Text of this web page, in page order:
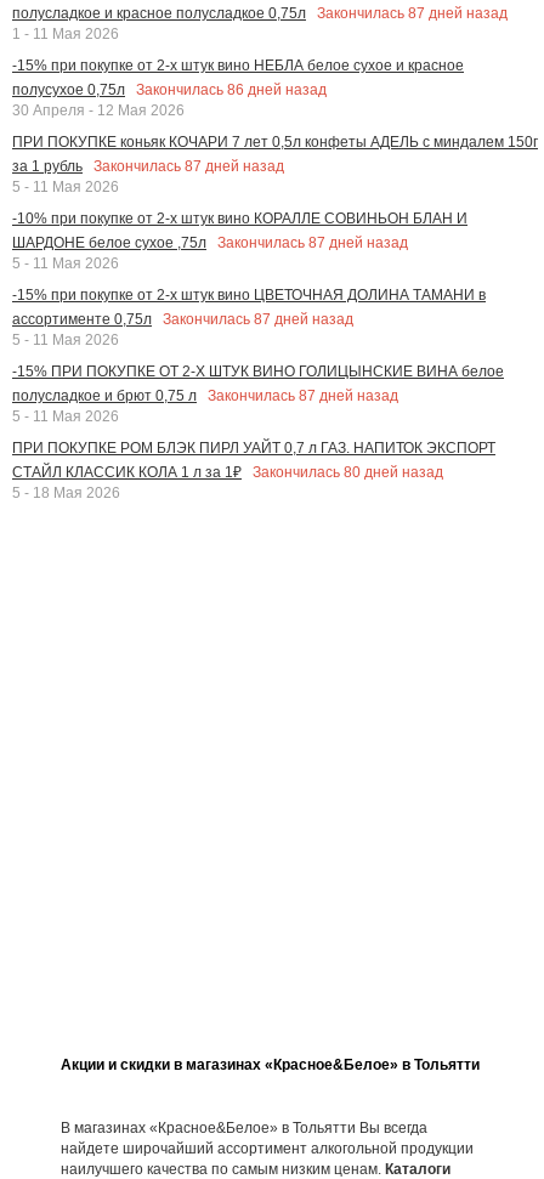
полусладкое и красное полусладкое 0,75л
Закончилась 87 дней назад
1 - 11 Мая 2026
-15% при покупке от 2-х штук вино НЕБЛА белое сухое и красное
полусухое 0,75л
Закончилась 86 дней назад
30 Апреля - 12 Мая 2026
ПРИ ПОКУПКЕ коньяк КОЧАРИ 7 лет 0,5л конфеты АДЕЛЬ с миндалем 150г
за 1 рубль
Закончилась 87 дней назад
5 - 11 Мая 2026
-10% при покупке от 2-х штук вино КОРАЛЛЕ СОВИНЬОН БЛАН И
ШАРДОНЕ белое сухое ,75л
Закончилась 87 дней назад
5 - 11 Мая 2026
-15% при покупке от 2-х штук вино ЦВЕТОЧНАЯ ДОЛИНА ТАМАНИ в
ассортименте 0,75л
Закончилась 87 дней назад
5 - 11 Мая 2026
-15% ПРИ ПОКУПКЕ ОТ 2-Х ШТУК ВИНО ГОЛИЦЫНСКИЕ ВИНА белое
полусладкое и брют 0,75 л
Закончилась 87 дней назад
5 - 11 Мая 2026
ПРИ ПОКУПКЕ РОМ БЛЭК ПИРЛ УАЙТ 0,7 л ГАЗ. НАПИТОК ЭКСПОРТ
СТАЙЛ КЛАССИК КОЛА 1 л за 1₽
Закончилась 80 дней назад
5 - 18 Мая 2026
Акции и скидки в магазинах «Красное&Белое» в Тольятти
В магазинах «Красное&Белое» в Тольятти Вы всегда
найдете широчайший ассортимент алкогольной продукции
наилучшего качества по самым низким ценам. Каталоги